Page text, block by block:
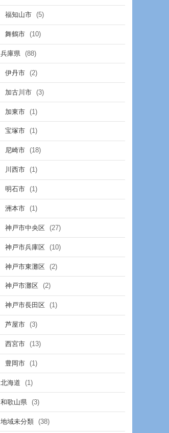
福知山市 (5)
舞鶴市 (10)
兵庫県 (88)
伊丹市 (2)
加古川市 (3)
加東市 (1)
宝塚市 (1)
尼崎市 (18)
川西市 (1)
明石市 (1)
洲本市 (1)
神戸市中央区 (27)
神戸市兵庫区 (10)
神戸市東灘区 (2)
神戸市灘区 (2)
神戸市長田区 (1)
芦屋市 (3)
西宮市 (13)
豊岡市 (1)
北海道 (1)
和歌山県 (3)
地域未分類 (38)